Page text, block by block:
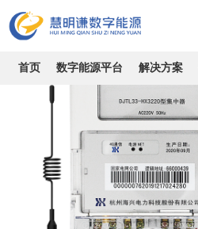
首页 数字能源平台 解决方案